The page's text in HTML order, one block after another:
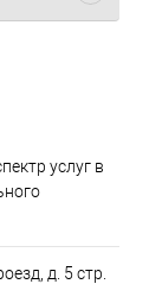
услуг в
д. 5 стр.